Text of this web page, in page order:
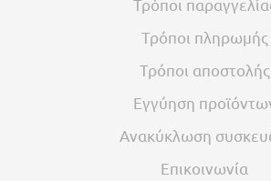
Τρόποι
Τρόποι πληρωμής
Τρόποι αποστολής
Εγγύηση
Ανακύκλωση
Επικοινωνία